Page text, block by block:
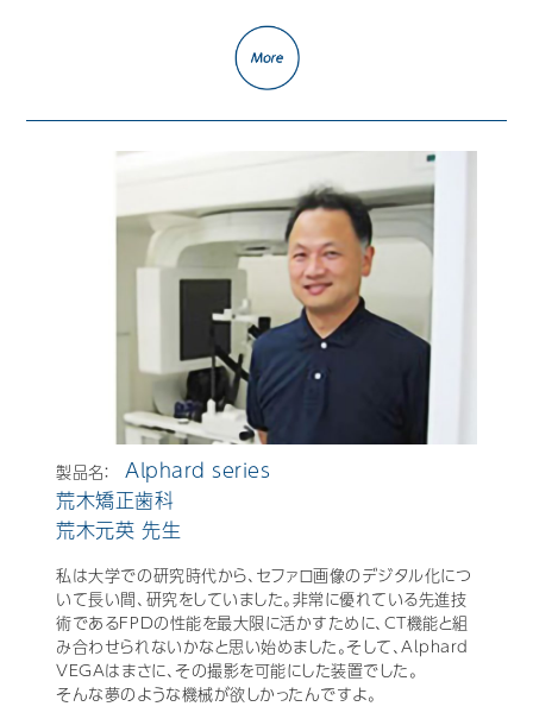
製品名：Alphard series
荒木矯正歯科
荒木元英 先生
私は大学での研究時代から、セファロ画像のデジタル化につ
いて長い間、研究をしていました。非常に優れている先進技
術であるFPDの性能を最大限に活かすために、CT機能と組
み合わせられないかなと思い始めました。そして、Alphard
VEGAはまさに、その撮影を可能にした装置でした。
そんな夢のような機械が欲しかったんですよ。